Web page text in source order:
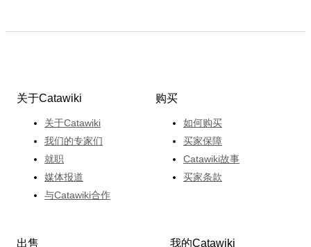
关于Catawiki
关于Catawiki
我们的专家们
就职
媒体报道
与Catawiki合作
购买
如何购买
买家保障
Catawiki故事
买家条款
出售 我的Catawiki